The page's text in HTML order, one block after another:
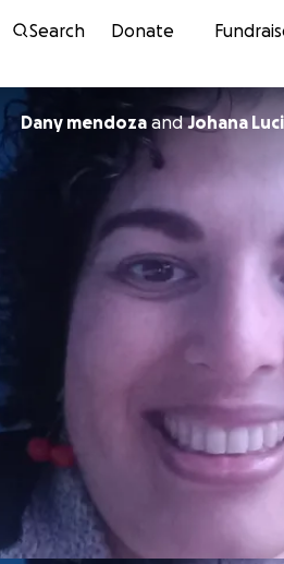
Search Donate
Dany mendoza andJohana